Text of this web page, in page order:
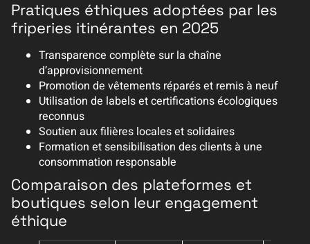
Pratiques éthiques adoptées par les
friperies itinérantes en 2025
Transparence complète sur la chaîne
d’approvisionnement
Promotion de vêtements réparés et remis à neuf
Utilisation de labels et certifications écologiques
reconnus
Soutien aux filières locales et solidaires
Formation et sensibilisation des clients à une
consommation responsable
Comparaison des plateformes et
boutiques selon leur engagement
éthique